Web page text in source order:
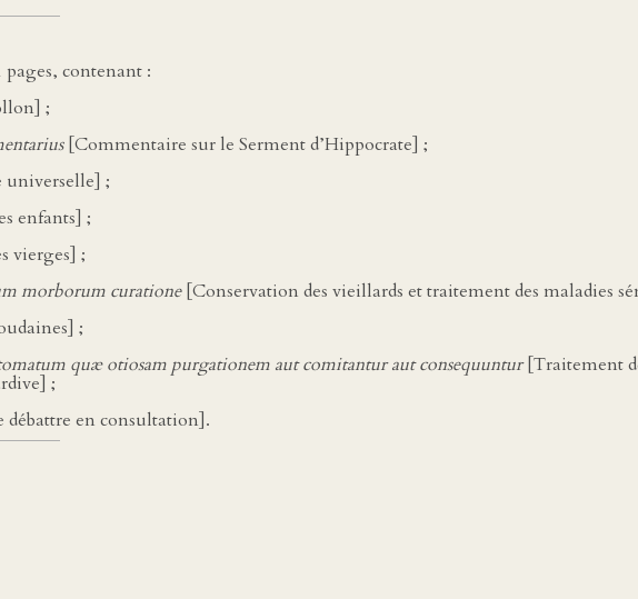
pages, contenant :
;
[Commentaire sur le Serment d’Hippocrate] ;
;
enfants] ;
vierges] ;
morborum curatione[Conservation des vieillards et traitement des maladies
;
quæ otiosam purgationem aut comitantur aut consequuntur[Traitement
;
débattre en consultation].